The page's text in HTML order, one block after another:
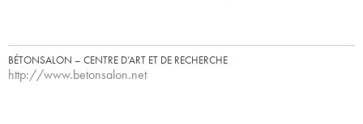
BÉTONSALON – CENTRE D’ART ET DE RECHERCHE
http://www.betonsalon.net